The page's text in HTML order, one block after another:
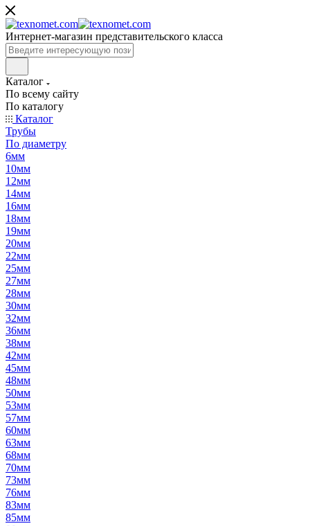
Интернет-магазин представительского класса
Каталог
По всему сайту
По каталогу
Каталог
Трубы
По диаметру
6мм
10мм
12мм
14мм
16мм
18мм
19мм
20мм
22мм
25мм
27мм
28мм
30мм
32мм
36мм
38мм
42мм
45мм
48мм
50мм
53мм
57мм
60мм
63мм
68мм
70мм
73мм
76мм
83мм
85мм